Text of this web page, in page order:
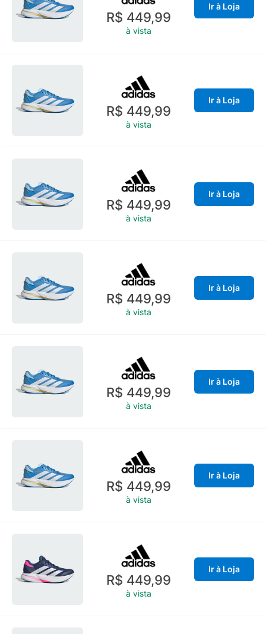
R$ 449,99
à vista
Ir à Loja
R$ 449,99
à vista
Ir à Loja
R$ 449,99
à vista
Ir à Loja
R$ 449,99
à vista
Ir à Loja
R$ 449,99
à vista
Ir à Loja
R$ 449,99
à vista
Ir à Loja
R$ 449,99
à vista
Ir à Loja